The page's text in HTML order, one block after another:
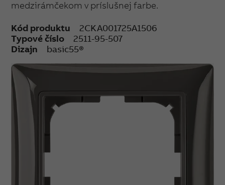
medzirámčekom v príslušnej farbe.
Kód produktu
2CKA001725A1506
Typové číslo
2511-95-507
Dizajn
basic55®